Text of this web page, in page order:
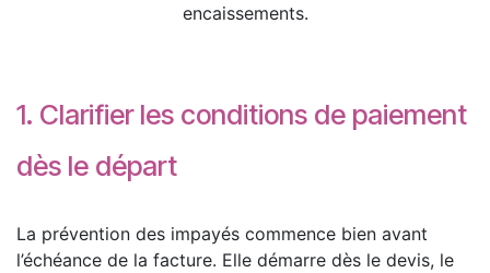
encaissements.
1. Clarifier les conditions de paiement
dès le départ
La prévention des impayés commence bien avant
l’échéance de la facture. Elle démarre dès le devis, le